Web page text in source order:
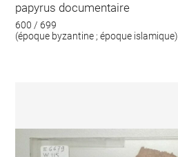
papyrus documentaire
600 / 699
(époque byzantine ; époque islamique)